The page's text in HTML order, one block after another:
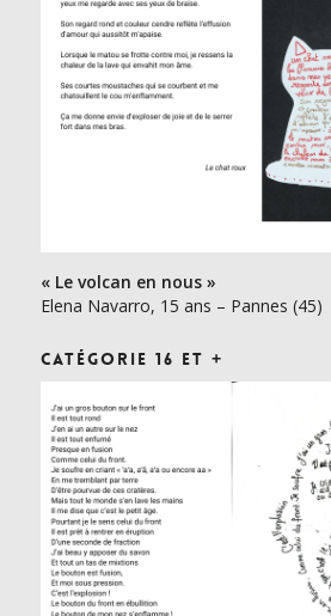
« Le volcan en nous »
Elena Navarro, 15 ans – Pannes (45)
Catégorie 16 et +